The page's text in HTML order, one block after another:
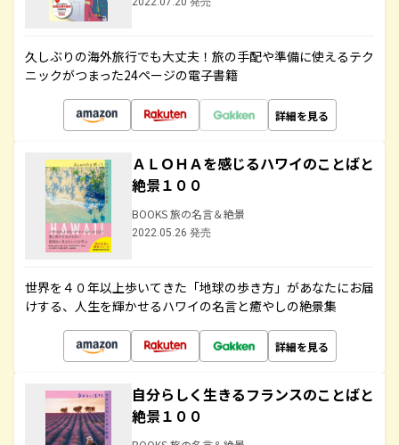
久しぶりの海外旅行でも大丈夫！旅の手配や準備に使えるテク
ニックがつまった24ページの電子書籍
詳細を見る
ＡＬＯＨＡを感じるハワイのことばと
絶景１００
BOOKS 旅の名言＆絶景
2022.05.26 発売
世界を４０年以上歩いてきた「地球の歩き方」があなたにお届
けする、人生を輝かせるハワイの名言と癒やしの絶景集
詳細を見る
自分らしく生きるフランスのことばと
絶景１００